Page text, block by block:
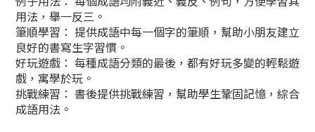
用法，舉一反三。
筆順學習： 提供成語中每一個字的筆順，幫助小朋友建立
良好的書寫生字習慣。
好玩遊戲： 每種成語分類的最後，都有好玩多變的輕鬆遊
戲，寓學於玩。
挑戰練習： 書後提供挑戰練習，幫助學生鞏固記憶，綜合
成語用法。